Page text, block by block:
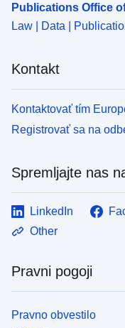
Publications Office
Law | Data |
Kontakt
Kontaktovať tím
Registrovať sa na
Spremljajte nas
LinkedIn
Other
Pravni pogoji
Pravno obvestilo